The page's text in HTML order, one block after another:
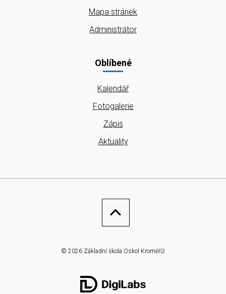
Mapa stránek
Administrátor
Oblíbené
Kalendář
Fotogalerie
Zápis
Aktuality
© 2026 Základní škola Oskol Kroměříž